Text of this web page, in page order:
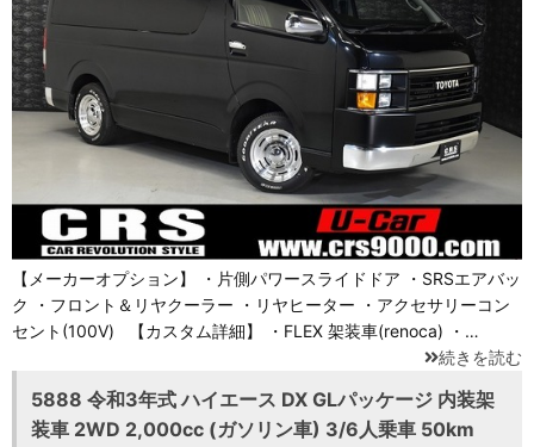
【メーカーオプション】 ・片側パワースライドドア ・SRSエアバッ
ク ・フロント＆リヤクーラー ・リヤヒーター ・アクセサリーコン
セント(100V) 【カスタム詳細】 ・FLEX 架装車(renoca) ・…
続きを読む
5888 令和3年式 ハイエース DX GLパッケージ 内装架
装車 2WD 2,000cc (ガソリン車) 3/6人乗車 50km